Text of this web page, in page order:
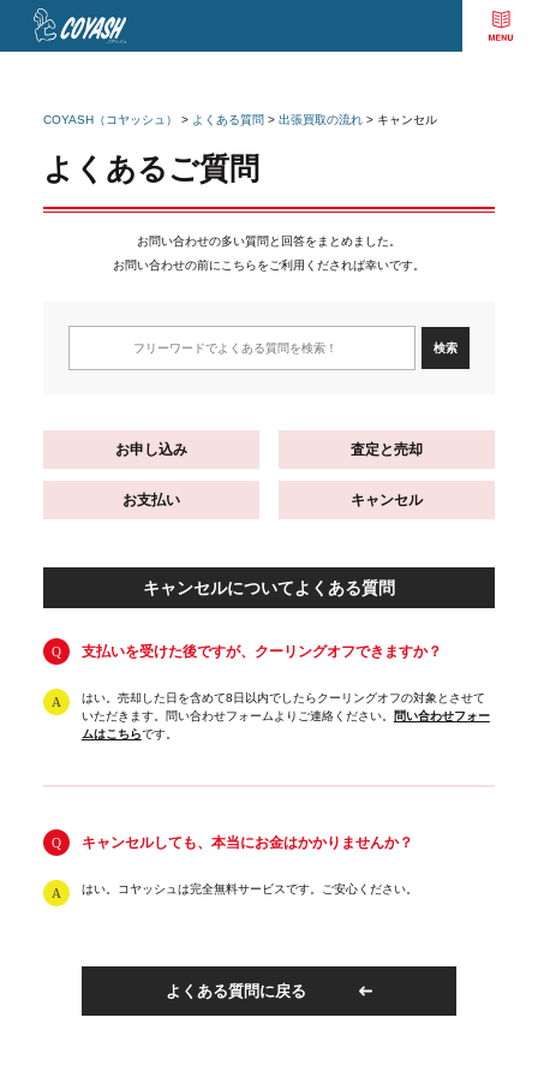
COYASH（コヤッシュ） > よくある質問 > 出張買取の流れ> キャンセル
よくあるご質問
お問い合わせの多い質問と回答をまとめました。
お問い合わせの前にこちらをご利用くだされば幸いです。
お申し込み 査定と売却
お支払い キャンセル
キャンセルについてよくある質問
支払いを受けた後ですが、クーリングオフできますか？
はい。売却した日を含めて8日以内でしたらクーリングオフの対象とさせて
いただきます。問い合わせフォームよりご連絡ください。
問い合わせフォー
ムはこちらです。
キャンセルしても、本当にお金はかかりませんか？
はい。コヤッシュは完全無料サービスです。ご安心ください。
よくある質問に戻る